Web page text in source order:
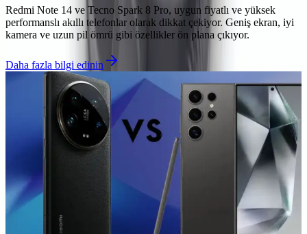
Redmi Note 14 ve Tecno Spark 8 Pro, uygun fiyatlı ve yüksek
performanslı akıllı telefonlar olarak dikkat çekiyor. Geniş ekran, iyi
kamera ve uzun pil ömrü gibi özellikler ön plana çıkıyor.
Daha fazla bilgi edinin